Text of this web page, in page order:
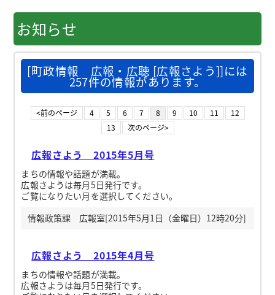
お知らせ
[町政情報 広報・広聴 [広報さよう]]には
257件の情報があります。
<前のページ 4 5 6 7 8 9 10 11
12
13
次のページ>
広報さよう 2015年5月号
まちの情報や話題が満載。
広報さようは毎月5日発行です。
ご覧になりたい月を選択してください。
情報政策課 広報室[2015年5月1日（金曜日）12時20分]
広報さよう 2015年4月号
まちの情報や話題が満載。
広報さようは毎月5日発行です。